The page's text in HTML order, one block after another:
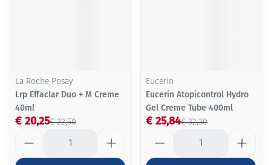
La Roche Posay
Lrp Effaclar Duo + M Creme
40ml
€ 22,50
€ 20,25
Eucerin
Eucerin Atopicontrol Hydro
Gel Creme Tube 400ml
€ 32,30
€ 25,84